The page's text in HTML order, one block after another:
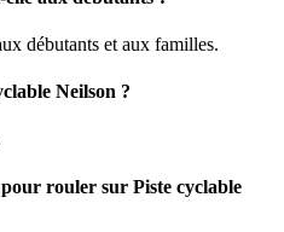
débutants et aux familles.
Neilson ?
rouler sur Piste cyclable